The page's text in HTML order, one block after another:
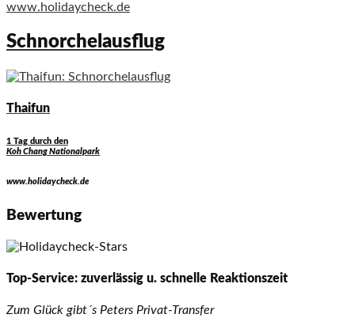
www.holidaycheck.de
Schnorchelausflug
Thaifun
1 Tag durch den
Koh Chang Nationalpark
www.holidaycheck.de
Bewertung
Top-Service: zuverlässig u. schnelle Reaktionszeit
Zum Glück gibt´s Peters Privat-Transfer